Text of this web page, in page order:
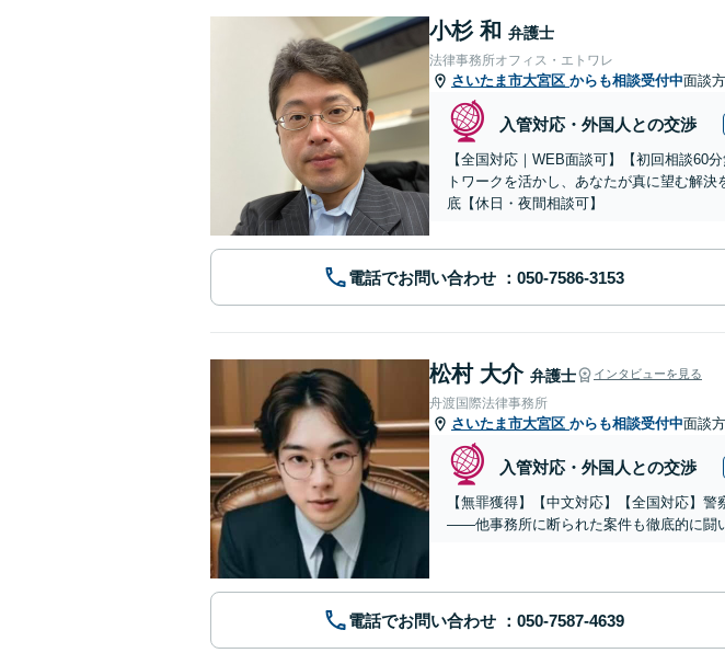
小杉 和 弁護士
法律事務所オフィス・エトワレ
さいたま市大宮区 からも相談受付中面談
入管対応・外国人との交渉
【全国対応｜WEB面談可】【初回相談60
トワークを活かし、あなたが真に望む解
底【休日・夜間相談可】
電話でお問い合わせ
松村 大介 弁護士 インタビューを見る
舟渡国際法律事務所
さいたま市大宮区 からも相談受付中面談
入管対応・外国人との交渉
【無罪獲得】【中文対応】【全国対応】
——他事務所に断られた案件も徹底的に闘
電話でお問い合わせ